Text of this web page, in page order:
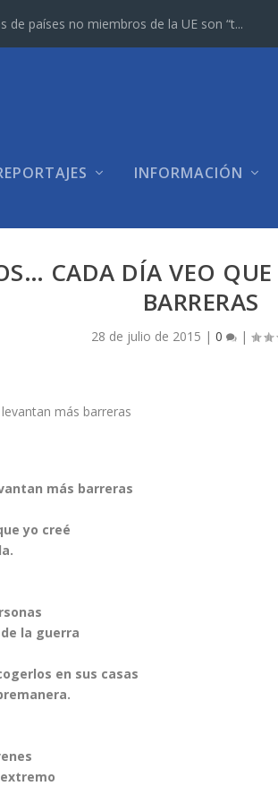
de países no miembros de la UE son “t...
INFORMACIÓN
CADA DÍA VEO
BARRERAS
28 de julio de 2015 |0 |
más barreras
yo creé
la guerra
en sus casas